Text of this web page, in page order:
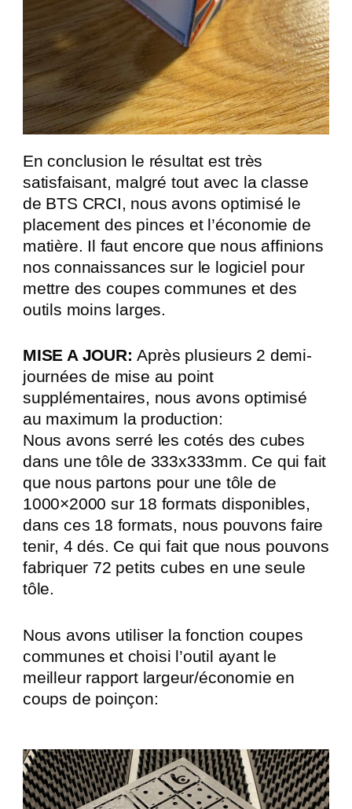
En conclusion le résultat est très
satisfaisant, malgré tout avec la classe
de BTS CRCI, nous avons optimisé le
placement des pinces et l’économie de
matière. Il faut encore que nous affinions
nos connaissances sur le logiciel pour
mettre des coupes communes et des
outils moins larges.
MISE A JOUR:Après plusieurs 2 demi-
journées de mise au point
supplémentaires, nous avons optimisé
au maximum la production:
Nous avons serré les cotés des cubes
dans une tôle de 333x333mm. Ce qui fait
que nous partons pour une tôle de
1000×2000 sur 18 formats disponibles,
dans ces 18 formats, nous pouvons faire
tenir, 4 dés. Ce qui fait que nous pouvons
fabriquer 72 petits cubes en une seule
tôle.
Nous avons utiliser la fonction coupes
communes et choisi l’outil ayant le
meilleur rapport largeur/économie en
coups de poinçon: